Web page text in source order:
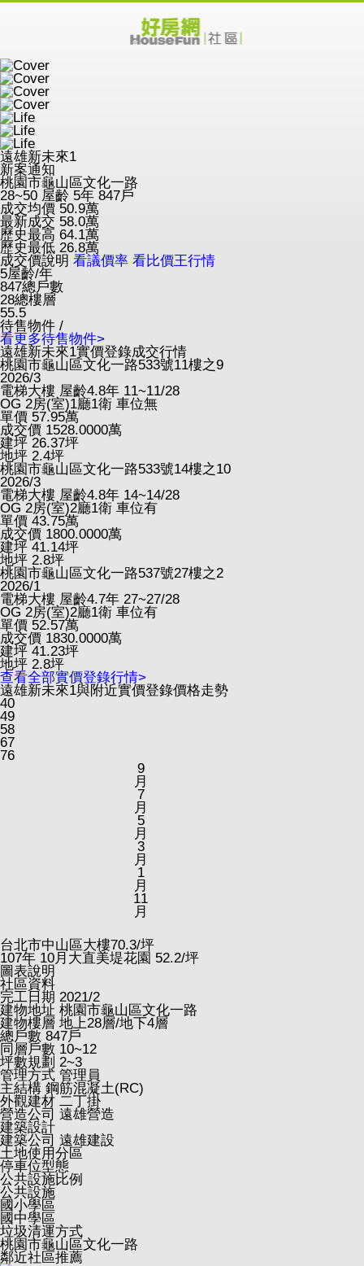
遠雄新未來1
新案通知
桃園市龜山區文化一路
28~50 屋齡 5年 847戶
成交均價 50.9萬
最新成交 58.0萬
歷史最高 64.1萬
歷史最低 26.8萬
成交價說明 看議價率 看比價王行情
5屋齡/年
847總戶數
28總樓層
55.5
待售物件 /
看更多待售物件>
遠雄新未來1實價登錄成交行情
桃園市龜山區文化一路533號11樓之9
2026/3
電梯大樓 屋齡4.8年 11~11/28
OG 2房(室)1廳1衛 車位無
單價 57.95萬
成交價 1528.0000萬
建坪 26.37坪
地坪 2.4坪
桃園市龜山區文化一路533號14樓之10
2026/3
電梯大樓 屋齡4.8年 14~14/28
OG 2房(室)2廳1衛 車位有
單價 43.75萬
成交價 1800.0000萬
建坪 41.14坪
地坪 2.8坪
桃園市龜山區文化一路537號27樓之2
2026/1
電梯大樓 屋齡4.7年 27~27/28
OG 2房(室)2廳1衛 車位有
單價 52.57萬
成交價 1830.0000萬
建坪 41.23坪
地坪 2.8坪
查看全部實價登錄行情>
遠雄新未來1與附近實價登錄價格走勢
40
49
58
67
76
9
月
7
月
5
月
3
月
1
月
11
月
台北市中山區大樓70.3/坪
107年 10月大直美堤花園 52.2/坪
圖表說明
社區資料
完工日期 2021/2
建物地址 桃園市龜山區文化一路
建物樓層 地上28層/地下4層
總戶數 847戶
同層戶數 10~12
坪數規劃 2~3
管理方式 管理員
主結構 鋼筋混凝土(RC)
外觀建材 二丁掛
營造公司 遠雄營造
建築設計
建築公司 遠雄建設
土地使用分區
停車位型態
公共設施比例
公共設施
國小學區
國中學區
垃圾清運方式
桃園市龜山區文化一路
鄰近社區推薦